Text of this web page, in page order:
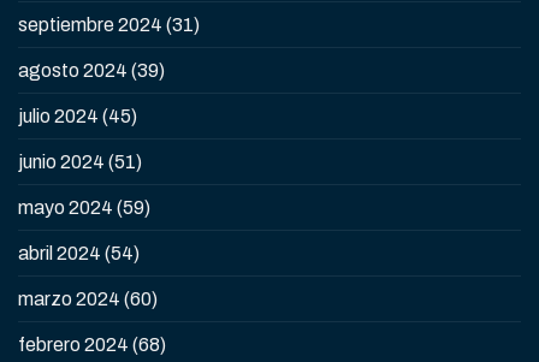
septiembre 2024 (31)
agosto 2024 (39)
julio 2024 (45)
junio 2024 (51)
mayo 2024 (59)
abril 2024 (54)
marzo 2024 (60)
febrero 2024 (68)